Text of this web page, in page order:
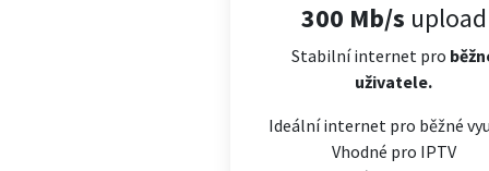
300 Mb/s upload
Stabilní internet pro
uživatele.
Ideální internet pro běžné
Vhodné pro IPTV